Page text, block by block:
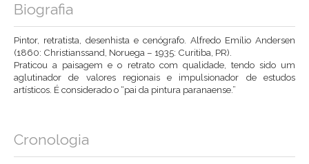
Biografia
Pintor, retratista, desenhista e cenógrafo. Alfredo Emílio Andersen
(1860: Christianssand, Noruega – 1935: Curitiba, PR).
Praticou a paisagem e o retrato com qualidade, tendo sido um
aglutinador de valores regionais e impulsionador de estudos
artísticos. É considerado o “pai da pintura paranaense.”
Cronologia